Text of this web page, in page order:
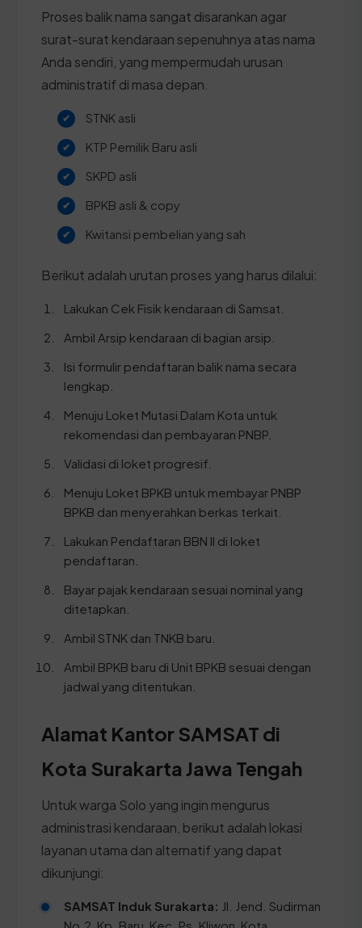
Proses balik nama sangat disarankan agar
surat-surat kendaraan sepenuhnya atas nama
Anda sendiri, yang mempermudah urusan
administratif di masa depan.
STNK asli
KTP Pemilik Baru asli
SKPD asli
BPKB asli & copy
Kwitansi pembelian yang sah
Berikut adalah urutan proses yang harus dilalui:
Lakukan Cek Fisik kendaraan di Samsat.
Ambil Arsip kendaraan di bagian arsip.
Isi formulir pendaftaran balik nama secara
lengkap.
Menuju Loket Mutasi Dalam Kota untuk
rekomendasi dan pembayaran PNBP.
Validasi di loket progresif.
Menuju Loket BPKB untuk membayar PNBP
BPKB dan menyerahkan berkas terkait.
Lakukan Pendaftaran BBN II di loket
pendaftaran.
Bayar pajak kendaraan sesuai nominal yang
ditetapkan.
Ambil STNK dan TNKB baru.
Ambil BPKB baru di Unit BPKB sesuai dengan
jadwal yang ditentukan.
Alamat Kantor SAMSAT di
Kota Surakarta Jawa Tengah
Untuk warga Solo yang ingin mengurus
administrasi kendaraan, berikut adalah lokasi
layanan utama dan alternatif yang dapat
dikunjungi:
SAMSAT Induk Surakarta: Jl. Jend. Sudirman
No.2, Kp. Baru, Kec. Ps. Kliwon, Kota